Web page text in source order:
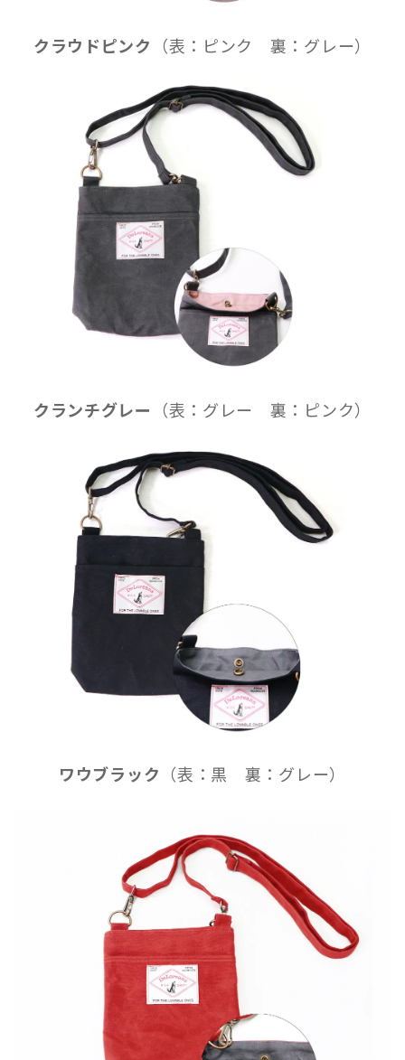
クラウドピンク （表：ピンク 裏：グレー）
クランチグレー （表：グレー 裏：ピンク）
ワウブラック （表：黒 裏：グレー）